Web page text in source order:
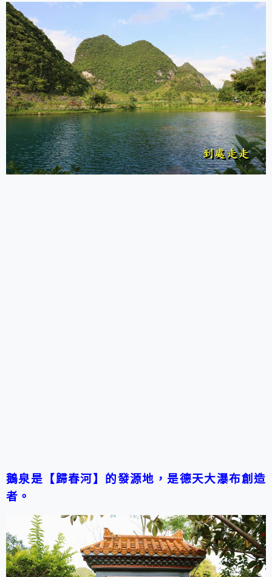
鵝泉是【歸春河】的發源地，是德天大瀑布創造
者。